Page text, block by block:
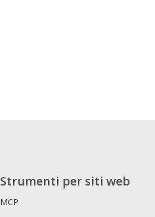
Strumenti per siti web
MCP